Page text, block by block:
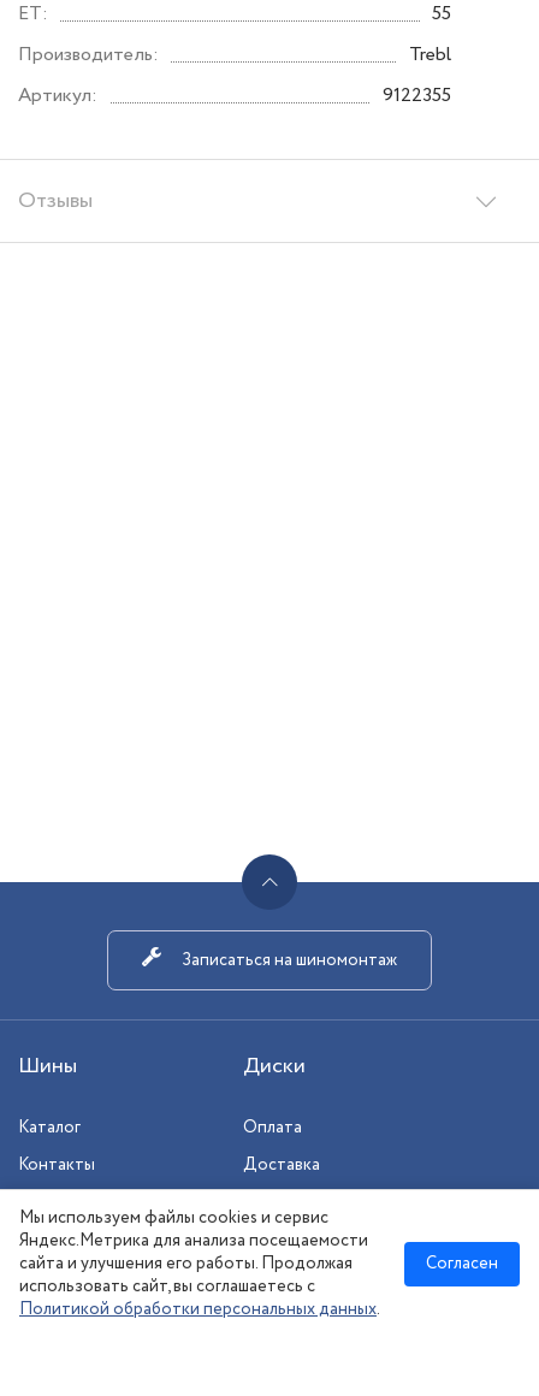
Отзывы
ET:
55
Производитель:
Trebl
Артикул:
9122355
Шины Диски
Каталог
Контакты
Оплата
Доставка
Сезонное хранение
Записаться на шиномонтаж
Новосибирск:
Мы используем файлы cookies и сервис
Яндекс.Метрика для анализа посещаемости
сайта и улучшения его работы. Продолжая
использовать сайт, вы соглашаетесь с
Политикой обработки персональных данных.
Согласен